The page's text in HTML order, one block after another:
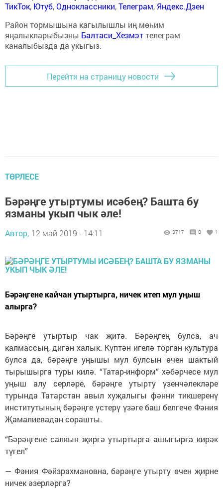
ТикТок, Ютуб,Одноклассники,Телеграм, Яндекс.Дзен
Район тормышына кагылышлы иң мөһим
яңалыкларыбызны Балтаси_Хезмэттелеграм
каналыбызда да укыгыз.
Перейти на страницу новости
ТӨРЛЕСЕ
Бәрәңге утыртумы исәбең? Башта бу
язманы укып чык әле!
Автор, 12 май 2019 - 14:11 3717 0 1
Бәрәңгене кайчан утыртырга, ничек итеп мул уңыш
алырга?
Бәрәңге утыртыр чак җитә. Бәрәңгең булса, ач
калмассың, дигән халык. Күптән игелә торган культура
булса да, бәрәңге уңышы мул булсын өчен шактый
тырышырга туры килә. “Татар-информ” хәбәрчесе мул
уңыш алу серләре, бәрәңге утырту үзенчәлекләре
турында Татарстан авыл хуҗалыгы фәнни тикшеренү
институтының бәрәңге үстерү үзәге баш белгече Фәния
Җамалиевадан сорашты.
“Бәрәңгене салкын җиргә утыртырга ашыгырга кирәк
түгел”
— Фәния Фәйзрахмановна, бәрәңге утырту өчен җирне
ничек әзерләргә?